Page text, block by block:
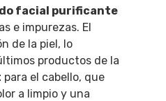
facial purificante
e impurezas. El
de la piel, lo
productos de la
para el cabello, que
a limpio y una